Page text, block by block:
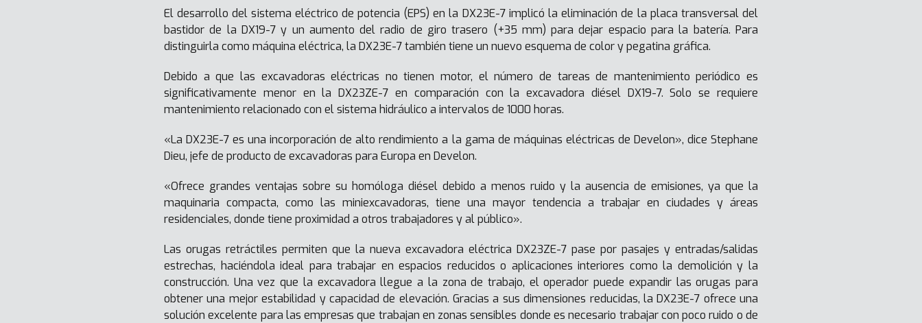
El desarrollo del sistema eléctrico de potencia (EPS) en la DX23E-7 implicó la eliminación de la placa transversal del
bastidor de la DX19-7 y un aumento del radio de giro trasero (+35 mm) para dejar espacio para la batería. Para
distinguirla como máquina eléctrica, la DX23E-7 también tiene un nuevo esquema de color y pegatina gráfica.
Debido a que las excavadoras eléctricas no tienen motor, el número de tareas de mantenimiento periódico es
significativamente menor en la DX23ZE-7 en comparación con la excavadora diésel DX19-7. Solo se requiere
mantenimiento relacionado con el sistema hidráulico a intervalos de 1000 horas.
«La DX23E-7 es una incorporación de alto rendimiento a la gama de máquinas eléctricas de Develon», dice Stephane
Dieu, jefe de producto de excavadoras para Europa en Develon.
«Ofrece grandes ventajas sobre su homóloga diésel debido a menos ruido y la ausencia de emisiones, ya que la
maquinaria compacta, como las miniexcavadoras, tiene una mayor tendencia a trabajar en ciudades y áreas
residenciales, donde tiene proximidad a otros trabajadores y al público».
Las orugas retráctiles permiten que la nueva excavadora eléctrica DX23ZE-7 pase por pasajes y entradas/salidas
estrechas, haciéndola ideal para trabajar en espacios reducidos o aplicaciones interiores como la demolición y la
construcción. Una vez que la excavadora llegue a la zona de trabajo, el operador puede expandir las orugas para
obtener una mejor estabilidad y capacidad de elevación. Gracias a sus dimensiones reducidas, la DX23E-7 ofrece una
solución excelente para las empresas que trabajan en zonas sensibles donde es necesario trabajar con poco ruido o de